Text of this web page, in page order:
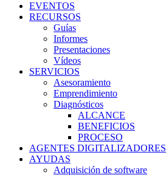
EVENTOS
RECURSOS
Guías
Informes
Presentaciones
Vídeos
SERVICIOS
Asesoramiento
Emprendimiento
Diagnósticos
ALCANCE
BENEFICIOS
PROCESO
AGENTES DIGITALIZADORES
AYUDAS
Adquisición de software